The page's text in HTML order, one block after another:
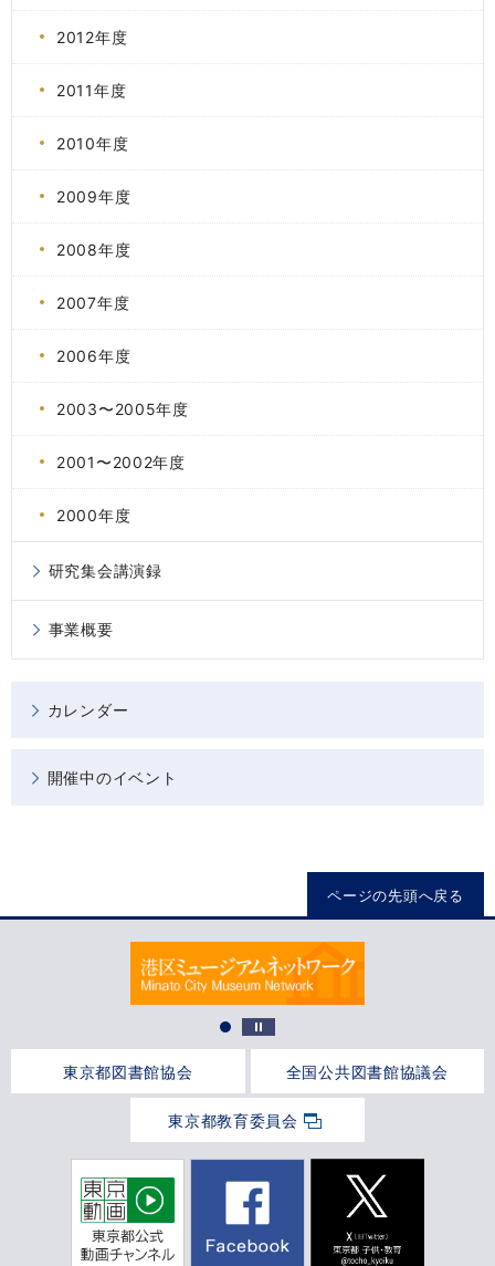
2012年度
2011年度
2010年度
2009年度
2008年度
2007年度
2006年度
2003〜2005年度
2001〜2002年度
2000年度
研究集会講演録
事業概要
カレンダー
開催中のイベント
ページの先頭へ戻る
東京都図書館協会 全国公共図書館協議会
東京都教育委員会